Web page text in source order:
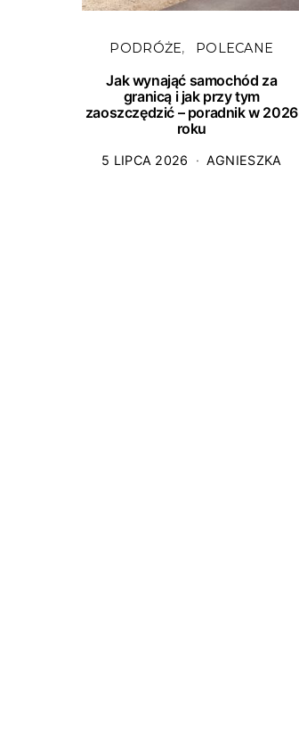
PODRÓŻE POLECANE
Jak wynająć samochód za
granicą i jak przy tym
zaoszczędzić – poradnik w 2026
roku
5 LIPCA 2026 AGNIESZKA